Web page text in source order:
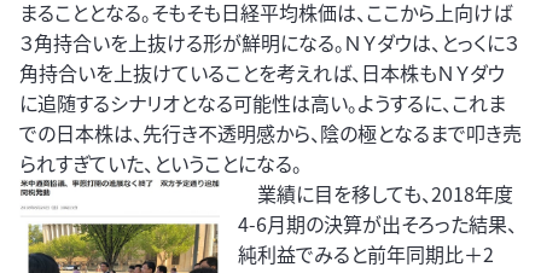
まることとなる。そもそも日経平均株価は、ここから上向けば
３角持合いを上抜ける形が鮮明になる。ＮＹダウは、とっくに３
角持合いを上抜けていることを考えれば、日本株もＮＹダウ
に追随するシナリオとなる可能性は高い。ようするに、これま
での日本株は、先行き不透明感から、陰の極となるまで叩き売
られすぎていた、ということになる。
業績に目を移しても、2018年度
4-6月期の決算が出そろった結果、
純利益でみると前年同期比＋2